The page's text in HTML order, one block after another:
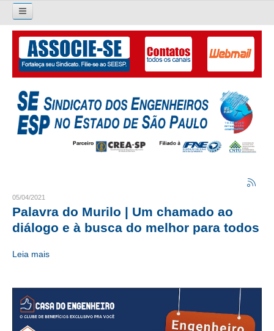
Pesquisar...
O SINDICATO
APRESENTAÇÃO
PALAVRA DO PRESIDENTE
LIVRO GESTÃO 2026-2029
CRESCE BRASIL
CONSELHO TECNOLÓGICO
05/04/2021
Palavra do Murilo | Um chamado ao
diálogo e à busca do melhor para todos
Leia mais